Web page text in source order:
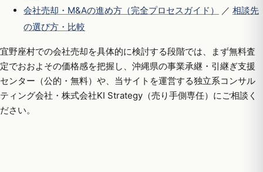
会社売却・M&Aの進め方（完全プロセスガイド）
／ 相談先
の選び方・比較
宜野座村での会社売却を具体的に検討する段階では、まず無料査
定でおおよその価格感を把握し、沖縄県の事業承継・引継ぎ支援
センター（公的・無料）や、当サイトを運営する独立系コンサル
ティング会社・株式会社KI Strategy（売り手側専任）にご相談く
ださい。